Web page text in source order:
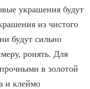
украшения будут
из чистого
будут сильно
ронять. Для
в золотой
и клеймо